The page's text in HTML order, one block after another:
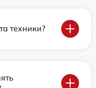
техники?